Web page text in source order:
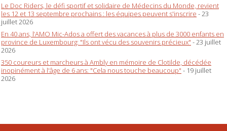
Le Doc Riders, le défi sportif et solidaire de Médecins du Monde, revient
les 12 et 13 septembre prochains : les équipes peuvent s'inscrire - 23
juillet 2026
En 40 ans, l’AMO Mic-Ados a offert des vacances à plus de 3000 enfants en
province de Luxembourg: "Ils ont vécu des souvenirs précieux" - 23 juillet
2026
350 coureurs et marcheurs à Ambly en mémoire de Clotilde, décédée
inopinément à l'âge de 6 ans: "Cela nous touche beaucoup" - 19 juillet
2026